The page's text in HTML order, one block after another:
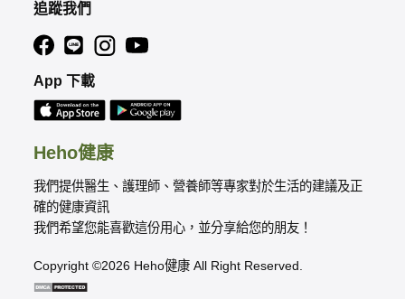
Heho健康
我們提供醫生、護理師、營養師等專家對於生活的建議及正
確的健康資訊
我們希望您能喜歡這份用心，並分享給您的朋友！
Copyright ©2026 Heho健康 All Right Reserved.
追蹤我們
App 下載